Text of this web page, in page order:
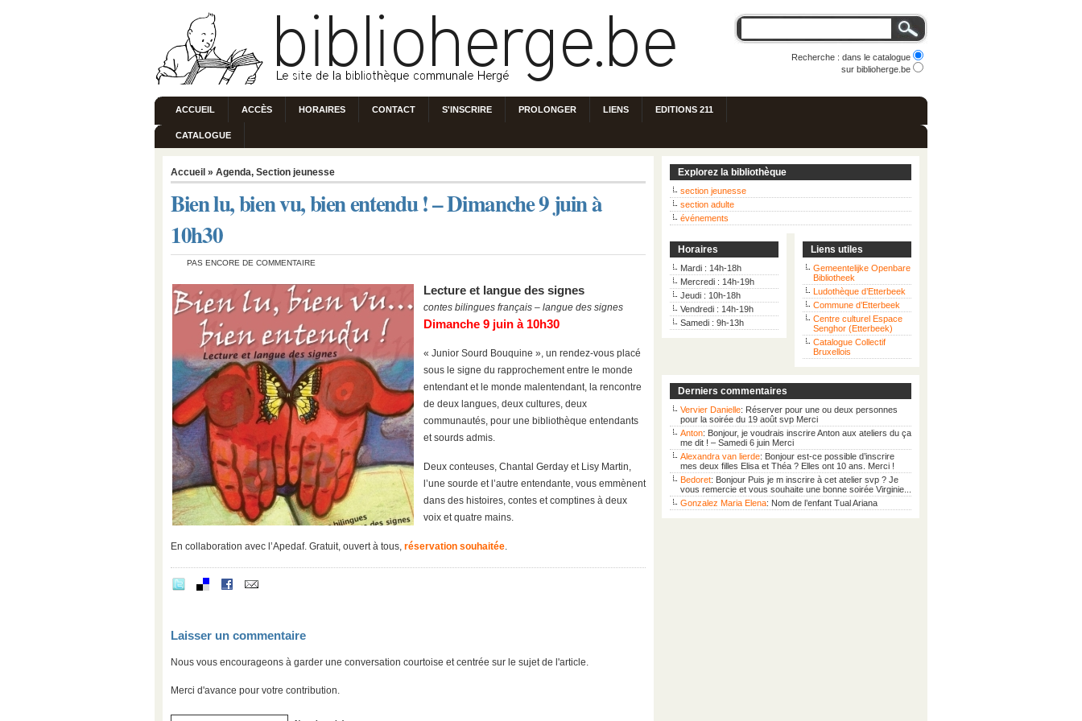
Recherche : dans le catalogue
sur biblioherge.be
ACCUEIL ACCÈS HORAIRES CONTACT S'INSCRIRE PROLONGER LIENS EDITIONS 211
CATALOGUE
Accueil » Agenda, Section jeunesse
Bien lu, bien vu, bien entendu ! – Dimanche 9 juin à
10h30
PAS ENCORE DE COMMENTAIRE
Lecture et langue des signes
contes bilingues français – langue des signes
Dimanche 9 juin à 10h30
« Junior Sourd Bouquine », un rendez-vous placé
sous le signe du rapprochement entre le monde
entendant et le monde malentendant, la rencontre
de deux langues, deux cultures, deux
communautés, pour une bibliothèque entendants
et sourds admis.
Deux conteuses, Chantal Gerday et Lisy Martin,
l’une sourde et l’autre entendante, vous emmènent
dans des histoires, contes et comptines à deux
voix et quatre mains.
En collaboration avec l’Apedaf. Gratuit, ouvert à tous, réservation souhaitée.
Laisser un commentaire
Nous vous encourageons à garder une conversation courtoise et centrée sur le sujet de l'article.
Merci d'avance pour votre contribution.
Explorez la bibliothèque
section jeunesse
section adulte
événements
Horaires
Mardi : 14h-18h
Mercredi : 14h-19h
Jeudi : 10h-18h
Vendredi : 14h-19h
Samedi : 9h-13h
Liens utiles
Gemeentelijke Openbare
Bibliotheek
Ludothèque d’Etterbeek
Commune d’Etterbeek
Centre culturel Espace
Senghor (Etterbeek)
Catalogue Collectif
Bruxellois
Derniers commentaires
Vervier Danielle: Réserver pour une ou deux personnes
pour la soirée du 19 août svp Merci
Anton: Bonjour, je voudrais inscrire Anton aux ateliers du ça
me dit ! – Samedi 6 juin Merci
Alexandra van lierde: Bonjour est-ce possible d’inscrire
mes deux filles Elisa et Théa ? Elles ont 10 ans. Merci !
Bedoret: Bonjour Puis je m inscrire à cet atelier svp ? Je
vous remercie et vous souhaite une bonne soirée Virginie...
Gonzalez Maria Elena: Nom de l’enfant Tual Ariana